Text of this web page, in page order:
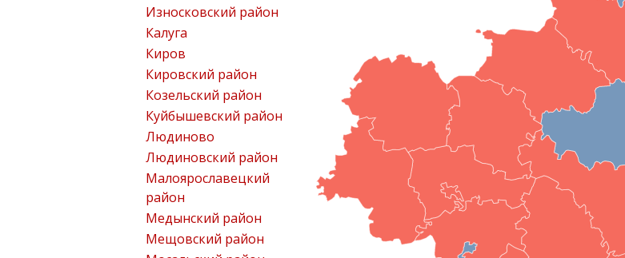
Износковский район
Калуга
Киров
Кировский район
Козельский район
Куйбышевский район
Людиново
Людиновский район
Малоярославецкий
район
Медынский район
Мещовский район